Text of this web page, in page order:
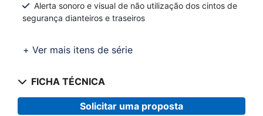
Alerta sonoro e visual de não utilização dos cintos de
segurança dianteiros e traseiros
+ Ver mais itens de série
FICHA TÉCNICA
Solicitar uma proposta